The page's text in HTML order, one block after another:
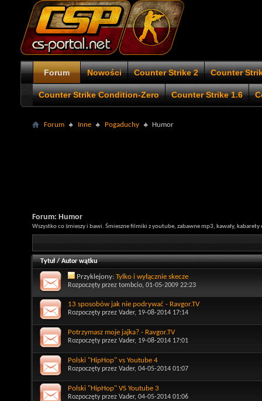
Forum Nowości Counter Strike 2 Counter
Counter Strike Condition-Zero Counter Strike 1.6
Forum Inne Pogaduchy Humor
Forum: Humor
Wszystko co śmieszy i bawi. Śmieszne filmiki z youtube, zabawne mp3, kawały,
Tytuł/Autor wątku
Przyklejony: Tylko i wyłącznie skecze
Rozpoczęty przez tombcio, 01-05-2009 22:23
13 sposobów jak nie podrywać - Ravgor.TV
Rozpoczęty przez Vader, 19-08-2014 17:14
Potrzymasz moje jajka? - Ravgor.TV
Rozpoczęty przez Vader, 19-08-2014 17:01
Polski "HipHop" vs Youtube 4
Rozpoczęty przez Vader, 04-05-2014 01:07
Polski "HipHop" VS Youtube 3
Rozpoczęty przez Vader, 04-05-2014 01:06